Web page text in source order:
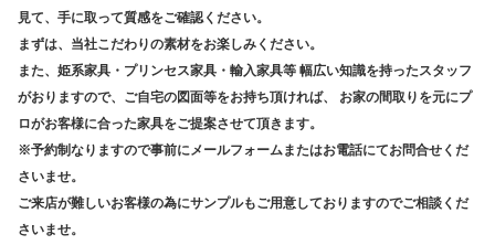
見て、手に取って質感をご確認ください。
まずは、当社こだわりの素材をお楽しみください。
また、姫系家具・プリンセス家具・輸入家具等 幅広い知識を持ったスタッフ
がおりますので、ご自宅の図面等をお持ち頂ければ、
お家の間取りを元にプ
ロがお客様に合った家具をご提案させて頂きます。
※予約制なりますので事前にメールフォームまたはお電話にてお問合せくだ
さいませ。
ご来店が難しいお客様の為にサンプルもご用意しておりますのでご相談くだ
さいませ。